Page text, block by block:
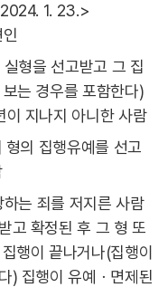
1. 23.>
형을 선고받고 그 집
는 경우를 포함한다)
이 지나지 아니한 사람
의 집행유예를 선고
는 죄를 저지른 사람
고 확정된 후 그 형 또
행이 끝나거나(집행이
) 집행이 유예ㆍ면제된